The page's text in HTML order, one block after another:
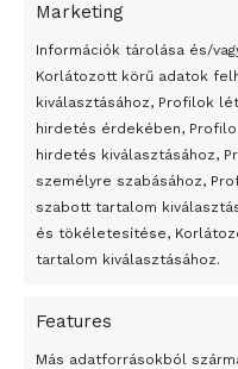
Marketing
Információk tárolása és/
Korlátozott körű adatok
kiválasztásához, Profilok
hirdetés érdekében,
hirdetés kiválasztásához,
személyre szabásához,
szabott tartalom
és tökéletesítése,
tartalom kiválasztásához.
Features
Más adatforrásokból
Átmenetileg szünetelnek
Egy vagyonért adták el
Az 1950-ben elhunyt
felhasználhatóvá válnak
Megváltoztatják a
Peking – A visegrádi
bemutató fotókiállítás nyílt